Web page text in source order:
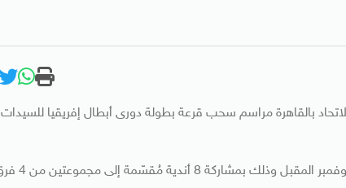
بالقاهرة مراسم سحب قرعة بطولة دورى أبطال إفريقيا للسيدات